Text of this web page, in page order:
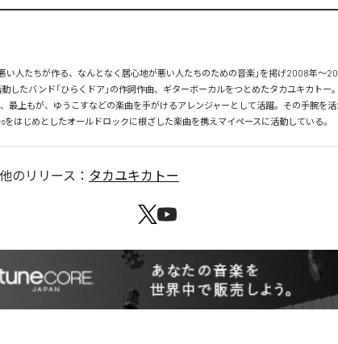
い人たちが作る、なんとなく居心地が悪い人たちのための音楽」を掲げ2008年〜
したバンド「ひらくドア」の作詞作曲、ギターボーカルをつとめたタカユキカトー
最上もが、ゆうこすなどの楽曲を手がけるアレンジャーとして活躍。その手腕を
をはじめとしたオールドロックに根ざした楽曲を携えマイペースに活動している。
のリリース： タカユキカトー